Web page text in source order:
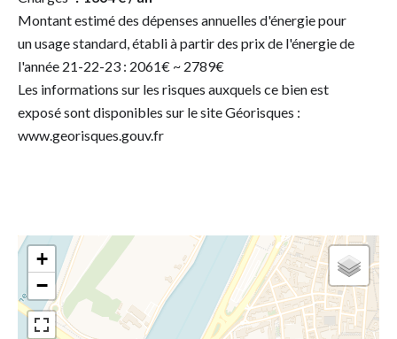
Montant estimé des dépenses annuelles d'énergie pour
un usage standard, établi à partir des prix de l'énergie de
l'année 21-22-23 : 2061€ ~ 2789€
Les informations sur les risques auxquels ce bien est
exposé sont disponibles sur le site Géorisques :
www.georisques.gouv.fr
+
−